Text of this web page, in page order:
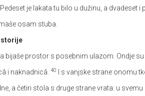
je lakata tu bilo u dužinu, a dvadeset i
osam stuba.
bijaše prostor s posebnim ulazom. Ondje su
i naknadnicâ. 40 I s vanjske strane onomu
a četiri stola s druge strane vrata: u